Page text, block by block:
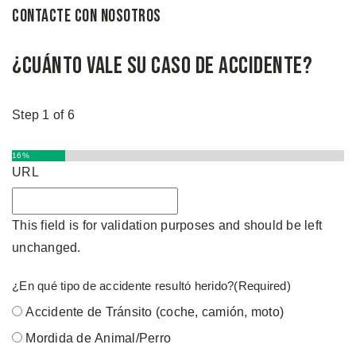
Contacte con Nosotros
¿Cuánto Vale su Caso de Accidente?
Step 1 of 6
16%
URL
This field is for validation purposes and should be left
unchanged.
¿En qué tipo de accidente resultó herido?(Required)
Accidente de Tránsito (coche, camión, moto)
Mordida de Animal/Perro